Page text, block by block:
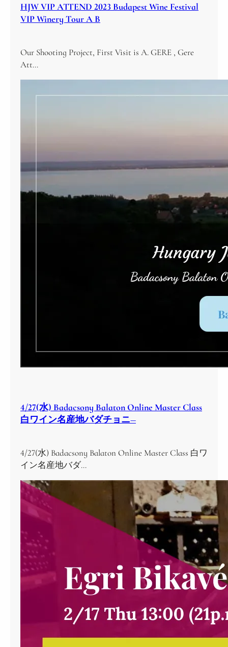
HJW VIP ATTEND 2023 Budapest Wine Festival
VIP Winery Tour A B
Our Shooting Project, First Visit is A. GERE , Gere
Att…
4/27(水) Badacsony Balaton Online Master Class
白ワイン名産地バダチョニ―
4/27(水) Badacsony Balaton Online Master Class 白ワ
イン名産地バダ…